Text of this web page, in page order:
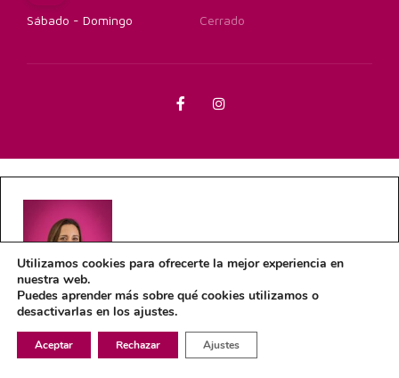
Sábado - Domingo Cerrado
Ana Montilla
Utilizamos cookies para ofrecerte la mejor experiencia en
nuestra web.
Puedes aprender más sobre qué cookies utilizamos o
desactivarlas en los ajustes.
Aceptar Rechazar Ajustes